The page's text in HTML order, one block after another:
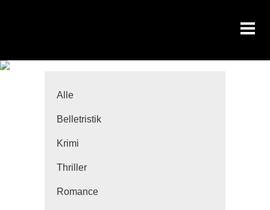
Alle
Belletristik
Krimi
Thriller
Romance